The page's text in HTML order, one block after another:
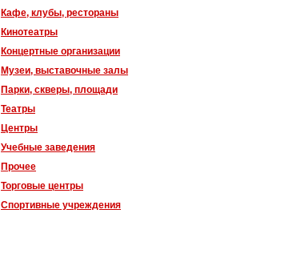
Кафе, клубы, рестораны
Кинотеатры
Концертные организации
Музеи, выставочные залы
Парки, скверы, площади
Театры
Центры
Учебные заведения
Прочее
Торговые центры
Спортивные учреждения